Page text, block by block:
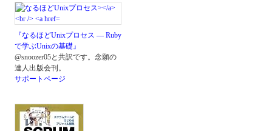
『なるほどUnixプロセス ― Ruby
で学ぶUnixの基礎』
@snoozer05と共訳です。念願の
達人出版会刊。
サポートページ